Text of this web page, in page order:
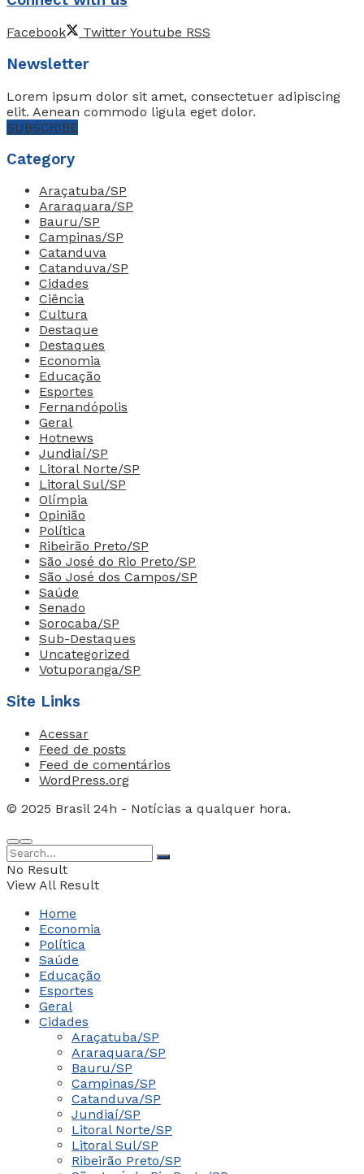
Facebook Twitter Youtube RSS
Newsletter
Lorem ipsum dolor sit amet, consectetuer adipiscing
elit. Aenean commodo ligula eget dolor.
SUBSCRIBE
Category
Araçatuba/SP
Araraquara/SP
Bauru/SP
Campinas/SP
Catanduva
Catanduva/SP
Cidades
Ciência
Cultura
Destaque
Destaques
Economia
Educação
Esportes
Fernandópolis
Geral
Hotnews
Jundiaí/SP
Litoral Norte/SP
Litoral Sul/SP
Olímpia
Opinião
Política
Ribeirão Preto/SP
São José do Rio Preto/SP
São José dos Campos/SP
Saúde
Senado
Sorocaba/SP
Sub-Destaques
Uncategorized
Votuporanga/SP
Site Links
Acessar
Feed de posts
Feed de comentários
WordPress.org
© 2025 Brasil 24h - Notícias a qualquer hora.
No Result
View All Result
Home
Economia
Política
Saúde
Educação
Esportes
Geral
Cidades
Araçatuba/SP
Araraquara/SP
Bauru/SP
Campinas/SP
Catanduva/SP
Jundiaí/SP
Litoral Norte/SP
Litoral Sul/SP
Ribeirão Preto/SP